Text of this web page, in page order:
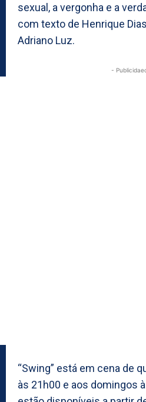
sexual, a vergonha e a
com texto de Henrique
Adriano Luz.
-
“Swing” está em cena de
às 21h00 e aos domingos